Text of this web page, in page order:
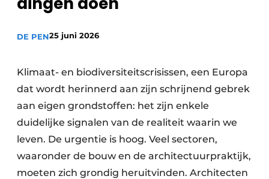
DE PEN25 juni 2026
Klimaat- en biodiversiteitscrisissen, een Europa
dat wordt herinnerd aan zijn schrijnend gebrek
aan eigen grondstoffen: het zijn enkele
duidelijke signalen van de realiteit waarin we
leven. De urgentie is hoog. Veel sectoren,
waaronder de bouw en de architectuurpraktijk,
moeten zich grondig heruitvinden. Architecten